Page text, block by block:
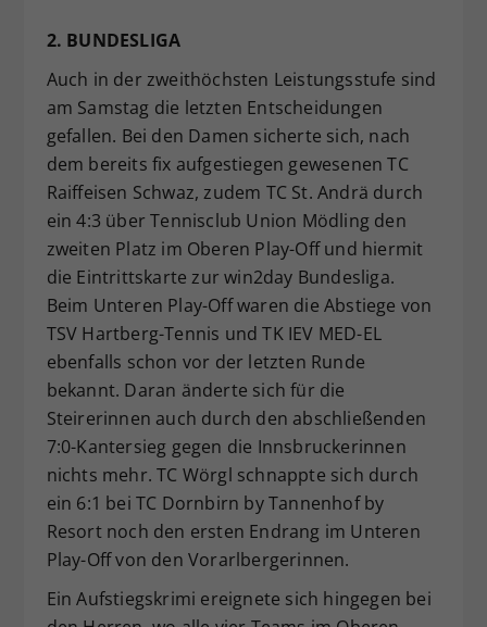
2. BUNDESLIGA
Auch in der zweithöchsten Leistungsstufe sind
am Samstag die letzten Entscheidungen
gefallen. Bei den Damen sicherte sich, nach
dem bereits fix aufgestiegen gewesenen TC
Raiffeisen Schwaz, zudem TC St. Andrä durch
ein 4:3 über Tennisclub Union Mödling den
zweiten Platz im Oberen Play-Off und hiermit
die Eintrittskarte zur win2day Bundesliga.
Beim Unteren Play-Off waren die Abstiege von
TSV Hartberg-Tennis und TK IEV MED-EL
ebenfalls schon vor der letzten Runde
bekannt. Daran änderte sich für die
Steirerinnen auch durch den abschließenden
7:0-Kantersieg gegen die Innsbruckerinnen
nichts mehr. TC Wörgl schnappte sich durch
ein 6:1 bei TC Dornbirn by Tannenhof by
Resort noch den ersten Endrang im Unteren
Play-Off von den Vorarlbergerinnen.
Ein Aufstiegskrimi ereignete sich hingegen bei